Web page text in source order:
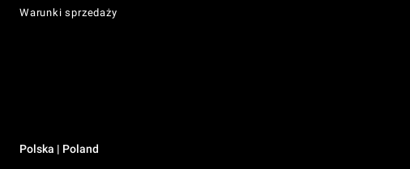
Warunki sprzedaży
Polska | Poland